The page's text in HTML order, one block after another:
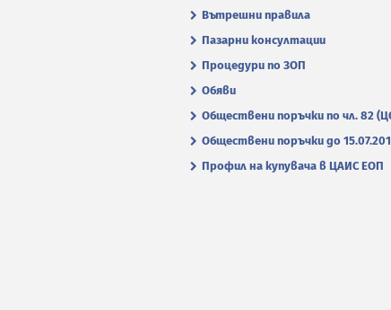
Вътрешни правила
Пазарни консултации
Процедури по ЗОП
Обяви
Обществени поръчки по чл. 82
Обществени поръчки до
Профил на купувача в ЦАИС ЕОП